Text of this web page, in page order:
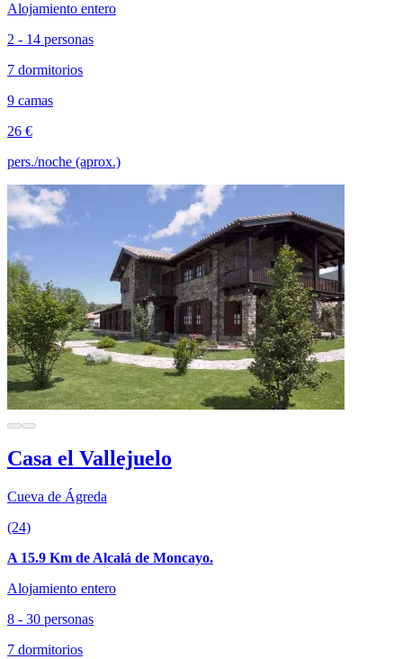
Alojamiento entero
2 - 14 personas
7 dormitorios
9 camas
26 €
pers./noche (aprox.)
Casa el Vallejuelo
Cueva de Ágreda
(24)
A 15.9 Km de Alcalá de Moncayo.
Alojamiento entero
8 - 30 personas
7 dormitorios